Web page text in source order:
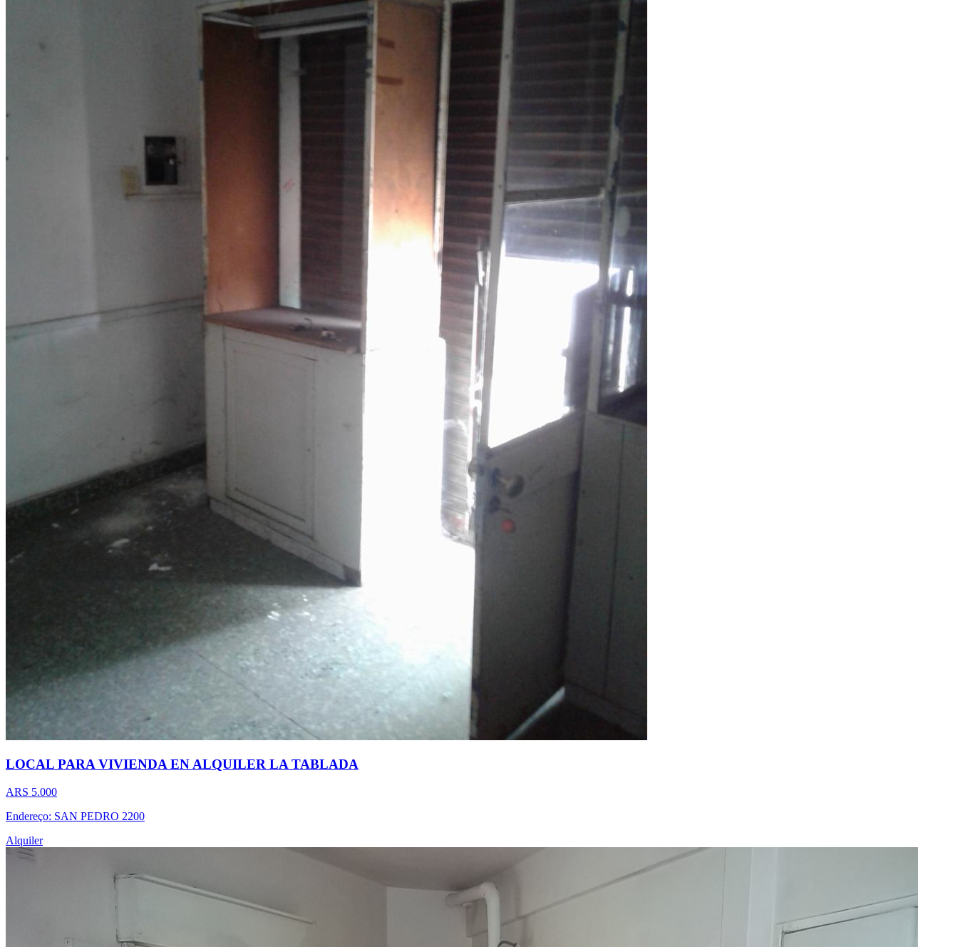
LOCAL PARA VIVIENDA EN ALQUILER LA TABLADA
ARS 5.000
Endereço: SAN PEDRO 2200
Alquiler